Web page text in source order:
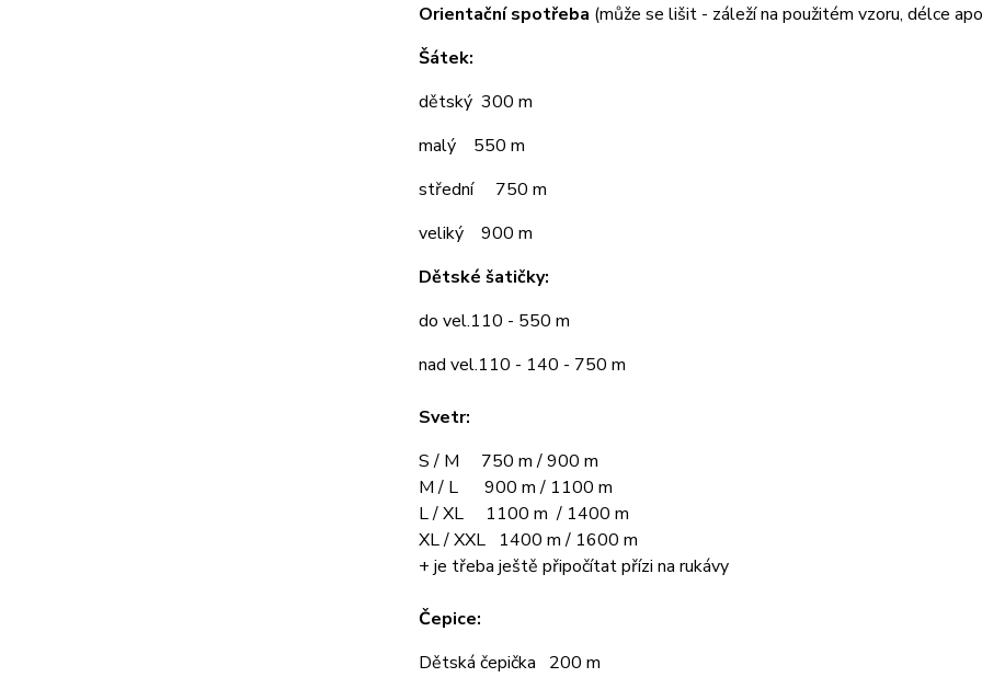
Orientační spotřeba (může se lišit - záleží na použitém vzoru, délce
Šátek:
dětský 300 m
malý 550 m
střední 750 m
veliký 900 m
Dětské šatičky:
do vel.110 - 550 m
nad vel.110 - 140 - 750 m
Svetr:
S / M 750 m / 900 m
M / L 900 m / 1100 m
L / XL 1100 m / 1400 m
XL / XXL 1400 m / 1600 m
+ je třeba ještě připočítat přízi na rukávy
Čepice:
Dětská čepička 200 m